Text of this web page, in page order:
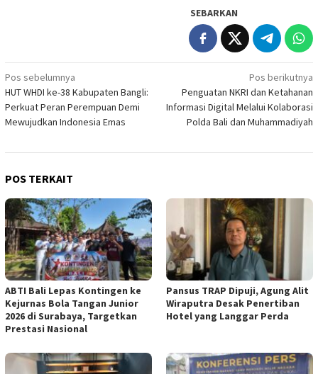
SEBARKAN
Navigasi
pos
Pos sebelumnya
HUT WHDI ke-38 Kabupaten Bangli:
Perkuat Peran Perempuan Demi
Mewujudkan Indonesia Emas
Pos berikutnya
Penguatan NKRI dan Ketahanan
Informasi Digital Melalui Kolaborasi
Polda Bali dan Muhammadiyah
POS TERKAIT
ABTI Bali Lepas Kontingen ke
Kejurnas Bola Tangan Junior
2026 di Surabaya, Targetkan
Prestasi Nasional
Pansus TRAP Dipuji, Agung Alit
Wiraputra Desak Penertiban
Hotel yang Langgar Perda